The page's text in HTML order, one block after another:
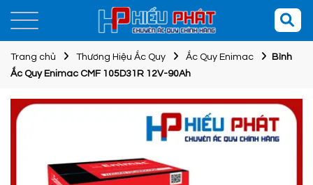
Trang chủ Thương Hiệu Ắc Quy Ắc Quy Enimac
Bình
Ắc Quy Enimac CMF 105D31R 12V-90Ah